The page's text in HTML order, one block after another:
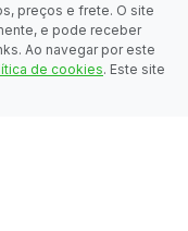
preços e frete. O site
e pode receber
Ao navegar por este
de cookies. Este site